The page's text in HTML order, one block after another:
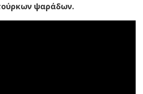
ψαράδων.